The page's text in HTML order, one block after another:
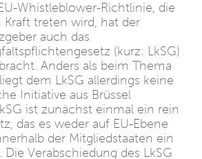
Whistleblower-Richtlinie, die
Kraft treten wird, hat der
auch das
(kurz: LkSG)
Anders als beim Thema
dem LkSG allerdings keine
Initiative aus Brüssel
ist zunächst einmal ein rein
das es weder auf EU-Ebene
der Mitgliedstaaten ein
Verabschiedung des LkSG